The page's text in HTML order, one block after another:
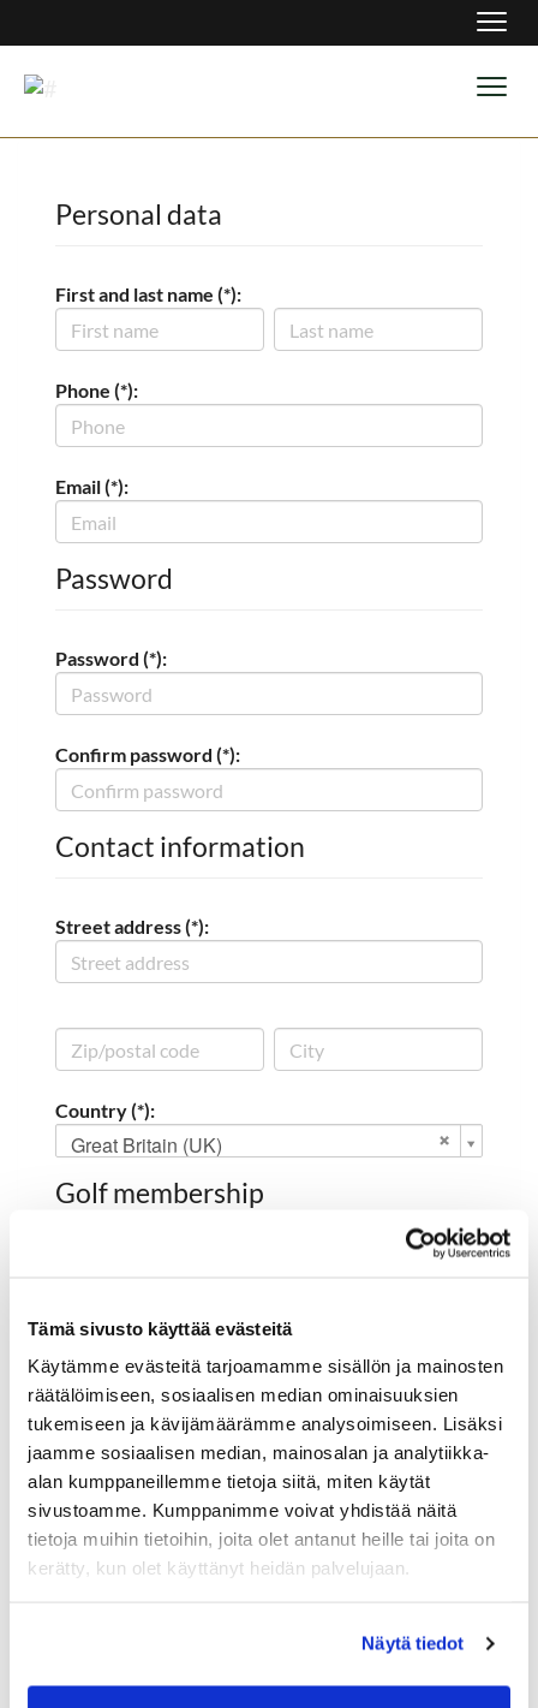
Tämä sivusto käyttää evästeitä
Käytämme evästeitä tarjoamamme sisällön ja mainosten
räätälöimiseen, sosiaalisen median ominaisuuksien
tukemiseen ja kävijämäärämme analysoimiseen. Lisäksi
jaamme sosiaalisen median, mainosalan ja analytiikka-
alan kumppaneillemme tietoja siitä, miten käytät
sivustoamme. Kumppanimme voivat yhdistää näitä
tietoja muihin tietoihin, joita olet antanut heille tai joita on
kerätty, kun olet käyttänyt heidän palvelujaan.
Näytä tiedot
Personal data
First and last name (*):
Phone (*):
Email (*):
Password
Password (*):
Confirm password (*):
Contact information
Street address (*):
Country (*):
Great Britain (UK)
Golf membership
Member NO:
Register
I'd like to receive the Hartola Golf newsletter
I accept the terms of use (*)